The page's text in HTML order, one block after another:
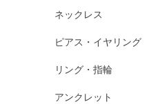
ネックレス
ピアス・イヤリング
リング・指輪
アンクレット